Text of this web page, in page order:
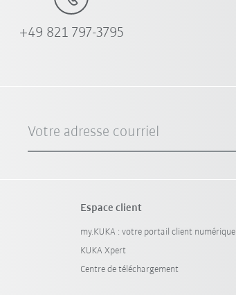
+49 821 797-3795
Votre adresse courriel
Espace client
my.KUKA : votre portail client numérique
KUKA Xpert
Centre de téléchargement